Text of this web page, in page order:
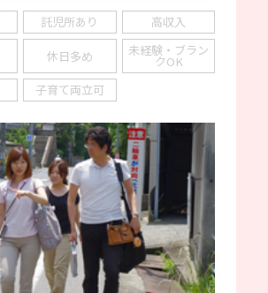
託児所あり 高収入
休日多め 未経験・ブラン
クOK
子育て両立可